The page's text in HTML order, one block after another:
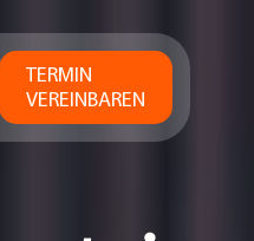
TERMIN
VEREINBAREN